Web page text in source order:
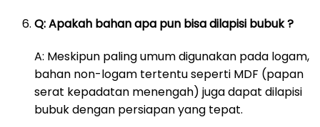
Q: Apakah bahan apa pun bisa dilapisi bubuk ?
A: Meskipun paling umum digunakan pada logam,
bahan non-logam tertentu seperti MDF (papan
serat kepadatan menengah) juga dapat dilapisi
bubuk dengan persiapan yang tepat.